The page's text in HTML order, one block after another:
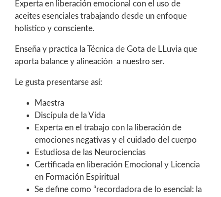
Experta en liberación emocional con el uso de
aceites esenciales trabajando desde un enfoque
holístico y consciente.
Enseña y practica la Técnica de Gota de LLuvia que
aporta balance y alineación a nuestro ser.
Le gusta presentarse así:
Maestra
Discípula de la Vida
Experta en el trabajo con la liberación de
emociones negativas y el cuidado del cuerpo
Estudiosa de las Neurociencias
Certificada en liberación Emocional y Licencia
en Formación Espiritual
Se define como “recordadora de lo esencial: la